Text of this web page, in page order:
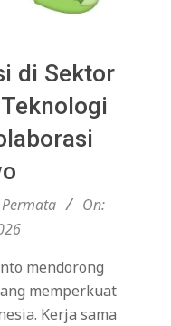
di Sektor
On:
mendorong
memperkuat
Kerja sama